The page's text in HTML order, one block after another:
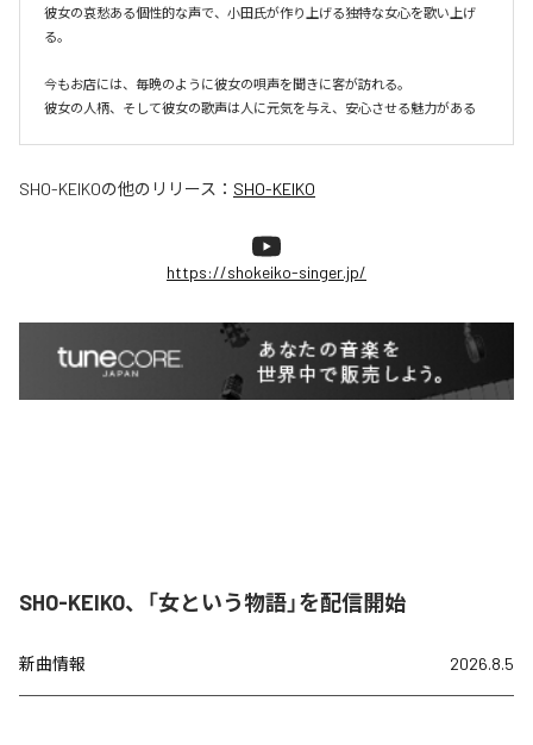
彼女の哀愁ある個性的な声で、小田氏が作り上げる独特な女心を歌い上げ
る。
今もお店には、毎晩のように彼女の唄声を聞きに客が訪れる。
彼女の人柄、そして彼女の歌声は人に元気を与え、安心させる魅力がある
SHO-KEIKOの他のリリース： SHO-KEIKO
https://shokeiko-singer.jp/
SHO-KEIKO、「女という物語」を配信開始
新曲情報 2026.8.5